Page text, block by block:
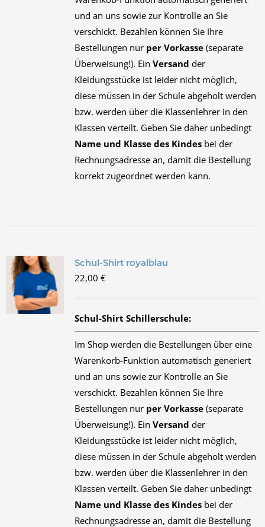
und an uns sowie zur Kontrolle an Sie
verschickt. Bezahlen können Sie Ihre
Bestellungen nur per Vorkasse(separate
Überweisung!). Ein Versand der
Kleidungsstücke ist leider nicht möglich,
diese müssen in der Schule abgeholt werden
bzw. werden über die Klassenlehrer in den
Klassen verteilt. Geben Sie daher unbedingt
Name und Klasse des Kindesbei der
Rechnungsadresse an, damit die Bestellung
korrekt zugeordnet werden kann.
Schul-Shirt royalblau
22,00 €
Schul-Shirt Schillerschule:
Im Shop werden die Bestellungen über eine
Warenkorb-Funktion automatisch generiert
und an uns sowie zur Kontrolle an Sie
verschickt. Bezahlen können Sie Ihre
Bestellungen nur per Vorkasse(separate
Überweisung!). Ein Versand der
Kleidungsstücke ist leider nicht möglich,
diese müssen in der Schule abgeholt werden
bzw. werden über die Klassenlehrer in den
Klassen verteilt. Geben Sie daher unbedingt
Name und Klasse des Kindesbei der
Rechnungsadresse an, damit die Bestellung